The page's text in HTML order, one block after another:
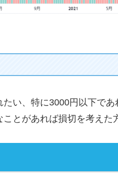
い、特に3000円以下であ
とがあれば損切を考えた